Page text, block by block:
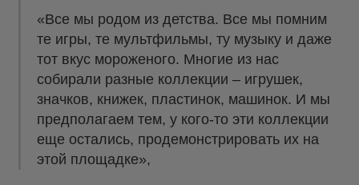
«Все мы родом из детства. Все мы помним
те игры, те мультфильмы, ту музыку и даже
тот вкус мороженого. Многие из нас
собирали разные коллекции – игрушек,
значков, книжек, пластинок, машинок. И мы
предполагаем тем, у кого-то эти коллекции
еще остались, продемонстрировать их на
этой площадке»,